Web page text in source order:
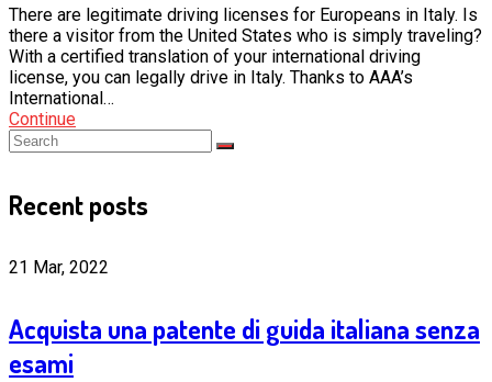
There are legitimate driving licenses for Europeans in Italy. Is
there a visitor from the United States who is simply traveling?
With a certified translation of your international driving
license, you can legally drive in Italy. Thanks to AAA’s
International…
Continue
Recent posts
21 Mar, 2022
Acquista una patente di guida italiana senza
esami